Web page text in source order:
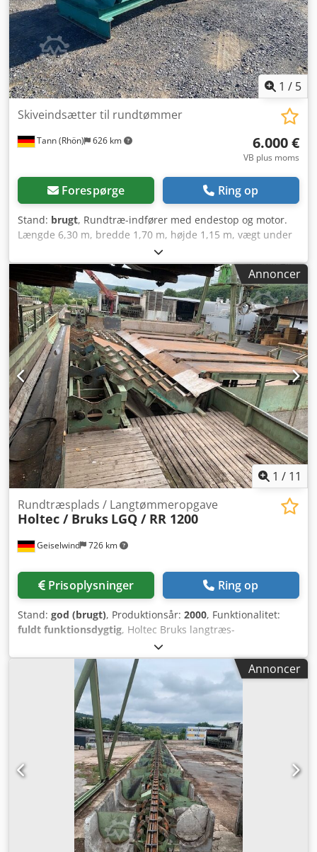
1 / 5
Tann (Rhön) 626 km
Skiveindsætter til rundtømmer
6.000 €
VB plus moms
Forespørge Ring op
Stand: brugt, Rundtræ-indfører med endestop og motor.
Længde 6,30 m, bredde 1,70 m, højde 1,15 m, vægt under
5 t. Pris ab fabrik: 6.000 EUR. Dsdpfoxdckqjx Amysck
Annoncer
1 / 11
Geiselwind 726 km
Rundtræsplads / Langtømmeropgave
Holtec / Bruks LGQ / RR 1200
Prisoplysninger Ring op
Stand: god (brugt), Produktionsår: 2000, Funktionalitet:
fuldt funktionsdygtig, Holtec Bruks langtræs-
indføringssystem med rodreduktionsenhed bestående af:
Dsdpswxck Aefx Amyjck Tværgående indførerkæde med 6
kædestrenge, opdelt drev. Holtec trinviser, hydraulisk, med
opdelt drev. Bruks rodreducerer type RR 1200 til
langtømmer – fræselængde 1200 mm. Holtec heavy-duty
transportbånd til rundtømmer.
Aftræksbundkædetransportør og fordelersnegl.
Annoncer